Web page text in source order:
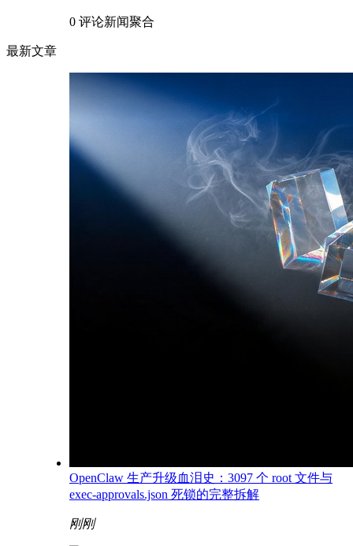
0 评论新闻聚合
最新文章
OpenClaw 生产升级血泪史：3097 个 root 文件与
exec-approvals.json 死锁的完整拆解
刚刚